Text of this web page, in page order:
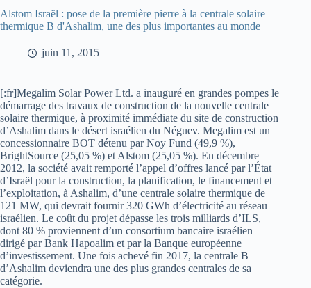
Alstom Israël : pose de la première pierre à la centrale solaire
thermique B d'Ashalim, une des plus importantes au monde
juin 11, 2015
[:fr]Megalim Solar Power Ltd. a inauguré en grandes pompes le
démarrage des travaux de construction de la nouvelle centrale
solaire thermique, à proximité immédiate du site de construction
d’Ashalim dans le désert israélien du Néguev. Megalim est un
concessionnaire BOT détenu par Noy Fund (49,9 %),
BrightSource (25,05 %) et Alstom (25,05 %). En décembre
2012, la société avait remporté l’appel d’offres lancé par l’État
d’Israël pour la construction, la planification, le financement et
l’exploitation, à Ashalim, d’une centrale solaire thermique de
121 MW, qui devrait fournir 320 GWh d’électricité au réseau
israélien. Le coût du projet dépasse les trois milliards d’ILS,
dont 80 % proviennent d’un consortium bancaire israélien
dirigé par Bank Hapoalim et par la Banque européenne
d’investissement. Une fois achevé fin 2017, la centrale B
d’Ashalim deviendra une des plus grandes centrales de sa
catégorie.